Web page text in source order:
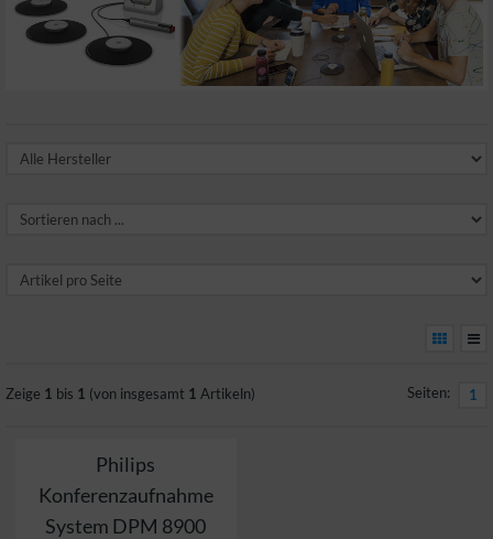
Zeige 1 bis 1 (von insgesamt 1 Artikeln) Seiten: 1
Philips
Konferenzaufnahme
System DPM 8900